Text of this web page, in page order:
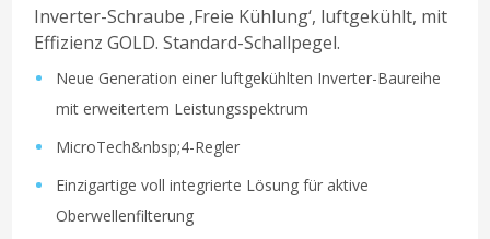
Inverter-Schraube ‚Freie Kühlung‘, luftgekühlt, mit
Effizienz GOLD. Standard-Schallpegel.
Neue Generation einer luftgekühlten Inverter-Baureihe
mit erweitertem Leistungsspektrum
MicroTech&nbsp;4-Regler
Einzigartige voll integrierte Lösung für aktive
Oberwellenfilterung